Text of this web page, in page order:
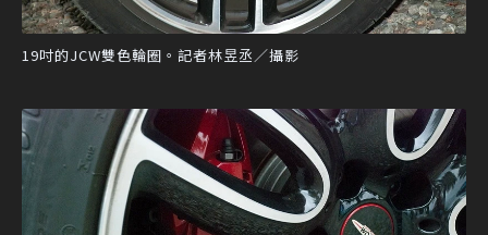
19吋的JCW雙色輪圈。記者林昱丞／攝影